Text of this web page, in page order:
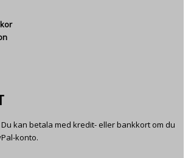
kan betala med kredit- eller bankkort om du
konto.